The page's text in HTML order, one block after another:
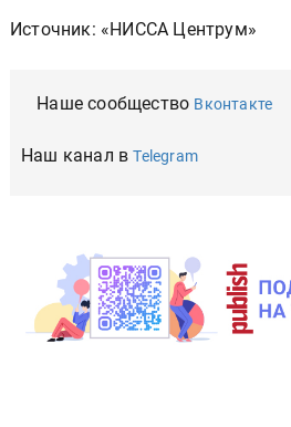
Источник: «НИССА Центрум»
Наше сообщество Вконтакте
Наш канал вTelegram